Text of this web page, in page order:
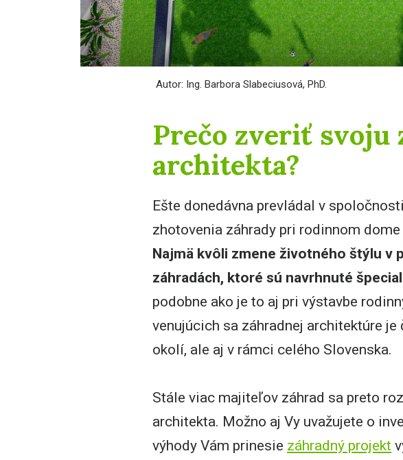
Autor: Ing. Barbora Slabeciusová, PhD.
Prečo zveriť svoju
architekta?
Ešte donedávna prevládal v
zhotovenia záhrady pri rodinnom
Najmä kvôli zmene životného štýlu v
záhradách, ktoré sú navrhnuté
podobne ako je to aj pri výstavbe
venujúcich sa záhradnej architektúre
okolí, ale aj v rámci celého Slovenska.
Stále viac majiteľov záhrad sa preto
architekta. Možno aj Vy uvažujete o
výhody Vám prinesie záhradný projekt